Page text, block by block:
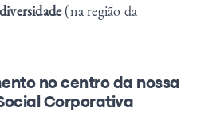
(na região da
no centro da nossa
Corporativa